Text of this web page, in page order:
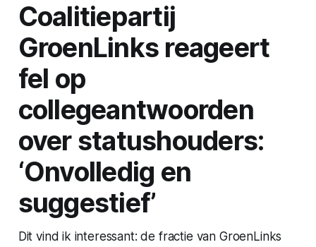
Coalitiepartij
GroenLinks reageert
fel op
collegeantwoorden
over statushouders:
‘Onvolledig en
suggestief’
Dit vind ik interessant: de fractie van GroenLinks